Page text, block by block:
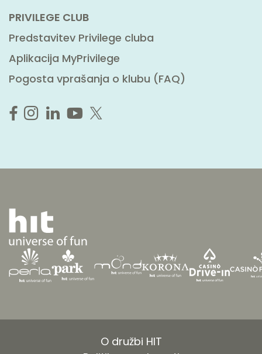
PRIVILEGE CLUB
Predstavitev Privilege cluba
Aplikacija MyPrivilege
Pogosta vprašanja o klubu (FAQ)
O družbi HIT